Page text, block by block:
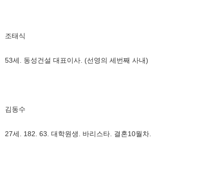
조태식
53세. 동성건설 대표이사. (선영의 세번째 사내)
김동수
27세. 182. 63. 대학원생. 바리스타. 결혼10월차.